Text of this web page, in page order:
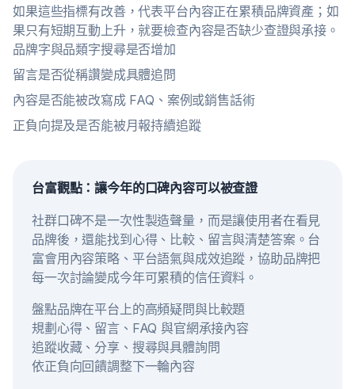
如果這些指標有改善，代表平台內容正在累積品牌資產；如
果只有短期互動上升，就要檢查內容是否缺少查證與承接。
品牌字與品類字搜尋是否增加
留言是否從稱讚變成具體追問
內容是否能被改寫成 FAQ、案例或銷售話術
正負向提及是否能被月報持續追蹤
台富觀點：讓今年的口碑內容可以被查證
社群口碑不是一次性製造聲量，而是讓使用者在看見
品牌後，還能找到心得、比較、留言與清楚答案。台
富會用內容策略、平台語氣與成效追蹤，協助品牌把
每一次討論變成今年可累積的信任資料。
盤點品牌在平台上的高頻疑問與比較題
規劃心得、留言、FAQ 與官網承接內容
追蹤收藏、分享、搜尋與具體詢問
依正負向回饋調整下一輪內容